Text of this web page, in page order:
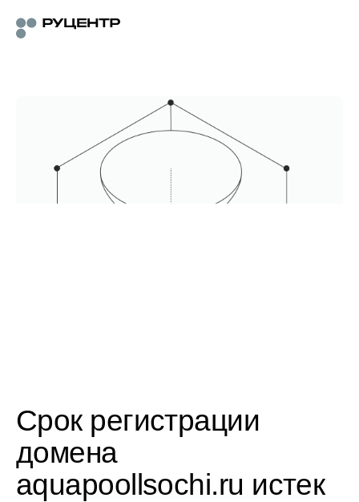
Срок регистрации
домена
aquapoollsochi.ru истек